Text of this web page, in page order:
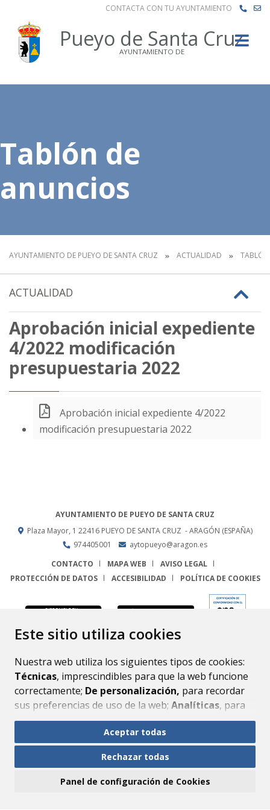
Este sitio utiliza cookies
Nuestra web utiliza los siguientes tipos de cookies:
Técnicas, imprescindibles para que la web funcione
correctamente; De personalización, para recordar
sus preferencias de uso de la web; Analíticas, para
mejorar el funcionamiento de la web y sus servicios.
Si acepta pulsando el botón“Aceptar todas”
consideramos que acepta su uso. Si pulsa el botón
ninguna acción, se guardarán las cookies técnicas
Aceptar todas
Rechazar todas
Panel de configuración de Cookies
CONTACTA CON TU AYUNTAMIENTO
Pueyo de Santa Cruz
AYUNTAMIENTO DE
Tablón de
anuncios
AYUNTAMIENTO DE PUEYO DE SANTA CRUZ ACTUALIDAD
ACTUALIDAD
Aprobación inicial expediente
4/2022 modificación
presupuestaria 2022
Aprobación inicial expediente 4/2022
modificación presupuestaria 2022
AYUNTAMIENTO DE PUEYO DE SANTA CRUZ
Plaza Mayor, 1 22416 PUEYO DE SANTA CRUZ - ARAGÓN (ESPAÑA)
974405001
aytopueyo@aragon.es
CONTACTO
MAPA WEB
AVISO LEGAL
PROTECCIÓN DE DATOS
ACCESIBILIDAD POLÍTICA DE COOKIES